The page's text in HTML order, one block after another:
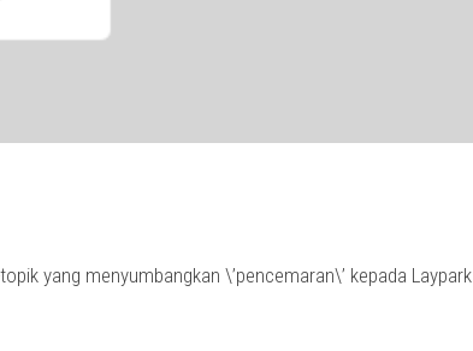
yang menyumbangkan \’pencemaran\’ kepada Laypark.